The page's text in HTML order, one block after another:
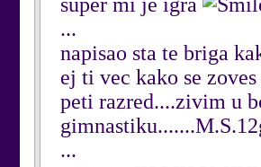
...
napisao sta te briga
ej ti vec kako se
peti razred....zivim u
...